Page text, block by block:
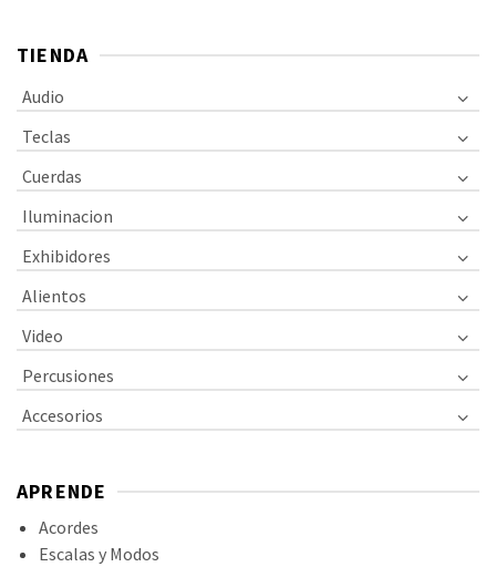
TIENDA
Audio
Teclas
Cuerdas
Iluminacion
Exhibidores
Alientos
Video
Percusiones
Accesorios
APRENDE
Acordes
Escalas y Modos